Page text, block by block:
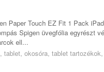
Paper Touch EZ Fit 1 Pack
Spigen üvegfólia egyrészt
ell...
tablet, okosóra, tablet